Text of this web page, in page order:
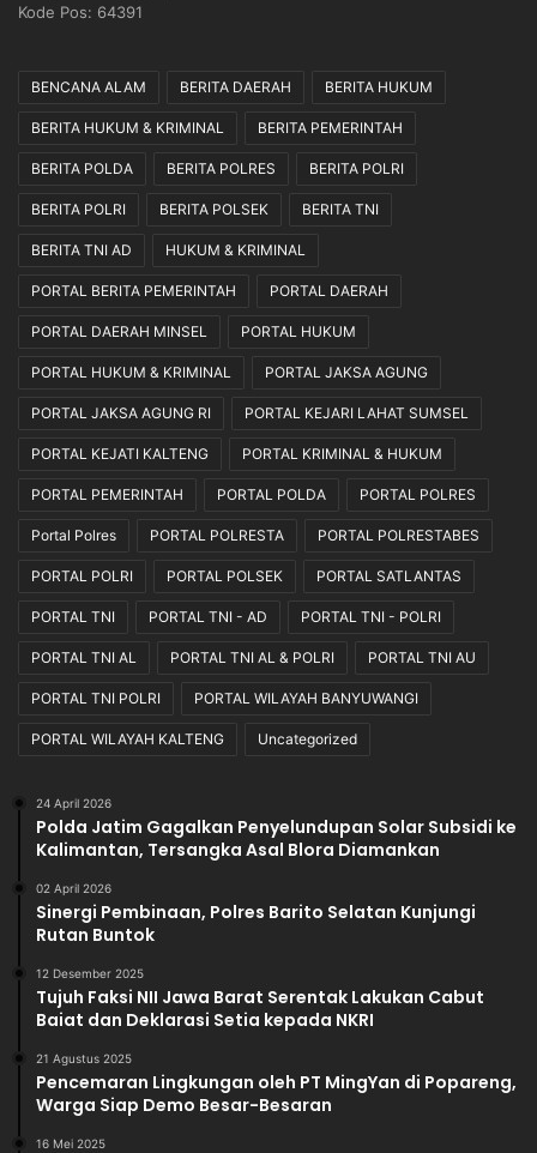
Kode Pos: 64391
BENCANA ALAM BERITA DAERAH BERITA HUKUM
BERITA HUKUM & KRIMINAL BERITA PEMERINTAH
BERITA POLDA BERITA POLRES BERITA POLRI
BERITA POLRI BERITA POLSEK BERITA TNI
BERITA TNI AD HUKUM & KRIMINAL
PORTAL BERITA PEMERINTAH PORTAL DAERAH
PORTAL DAERAH MINSEL PORTAL HUKUM
PORTAL HUKUM & KRIMINAL PORTAL JAKSA AGUNG
PORTAL JAKSA AGUNG RI PORTAL KEJARI LAHAT SUMSEL
PORTAL KEJATI KALTENG PORTAL KRIMINAL & HUKUM
PORTAL PEMERINTAH PORTAL POLDA PORTAL POLRES
Portal Polres PORTAL POLRESTA PORTAL POLRESTABES
PORTAL POLRI PORTAL POLSEK PORTAL SATLANTAS
PORTAL TNI PORTAL TNI - AD PORTAL TNI - POLRI
PORTAL TNI AL PORTAL TNI AL & POLRI PORTAL TNI AU
PORTAL TNI POLRI PORTAL WILAYAH BANYUWANGI
PORTAL WILAYAH KALTENG Uncategorized
24 April 2026
Polda Jatim Gagalkan Penyelundupan Solar Subsidi ke
Kalimantan, Tersangka Asal Blora Diamankan
02 April 2026
Sinergi Pembinaan, Polres Barito Selatan Kunjungi
Rutan Buntok
12 Desember 2025
Tujuh Faksi NII Jawa Barat Serentak Lakukan Cabut
Baiat dan Deklarasi Setia kepada NKRI
21 Agustus 2025
Pencemaran Lingkungan oleh PT MingYan di Popareng,
Warga Siap Demo Besar-Besaran
16 Mei 2025